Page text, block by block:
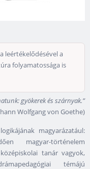
leértékelődésével a
folyamatossága is
gyökerek és szárnyak.”
Wolfgang von Goethe)
magyarázatául:
magyar-történelem
tanár vagyok,
témájú